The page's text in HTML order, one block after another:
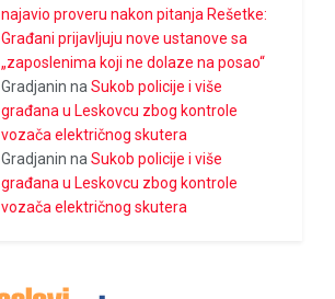
najavio proveru nakon pitanja Rešetke:
Građani prijavljuju nove ustanove sa
„zaposlenima koji ne dolaze na posao“
Gradjanin naSukob policije i više
građana u Leskovcu zbog kontrole
vozača električnog skutera
Gradjanin naSukob policije i više
građana u Leskovcu zbog kontrole
vozača električnog skutera